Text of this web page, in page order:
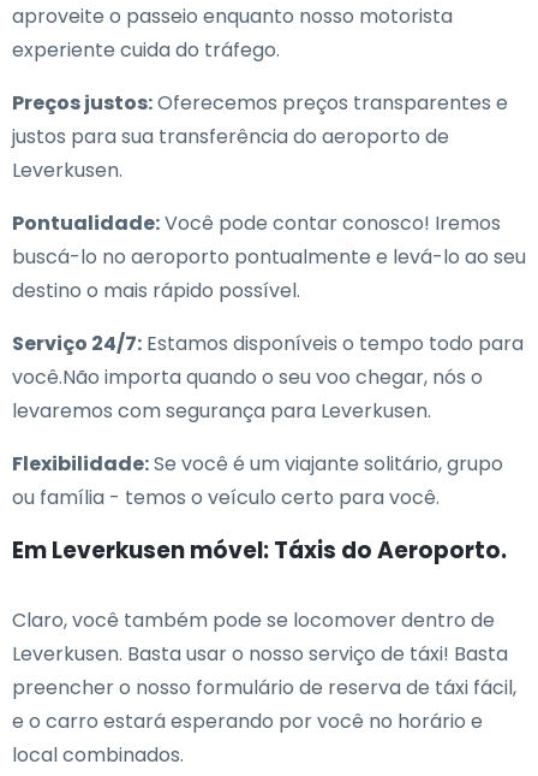
aproveite o passeio enquanto nosso motorista
experiente cuida do tráfego.
Preços justos:Oferecemos preços transparentes e
justos para sua transferência do aeroporto de
Leverkusen.
Pontualidade:Você pode contar conosco! Iremos
buscá-lo no aeroporto pontualmente e levá-lo ao seu
destino o mais rápido possível.
Serviço 24/7: Estamos disponíveis o tempo todo para
você.Não importa quando o seu voo chegar, nós o
levaremos com segurança para Leverkusen.
Flexibilidade:Se você é um viajante solitário, grupo
ou família - temos o veículo certo para você.
Em Leverkusen móvel: Táxis do Aeroporto.
Claro, você também pode se locomover dentro de
Leverkusen. Basta usar o nosso serviço de táxi! Basta
preencher o nosso formulário de reserva de táxi fácil,
e o carro estará esperando por você no horário e
local combinados.